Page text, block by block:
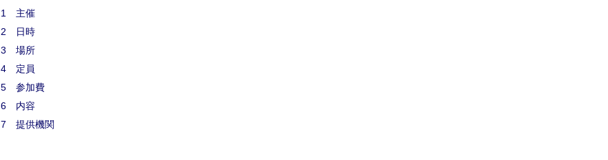
1 主催
2 日時
3 場所
4 定員
5 参加費
6 内容
7 提供機関